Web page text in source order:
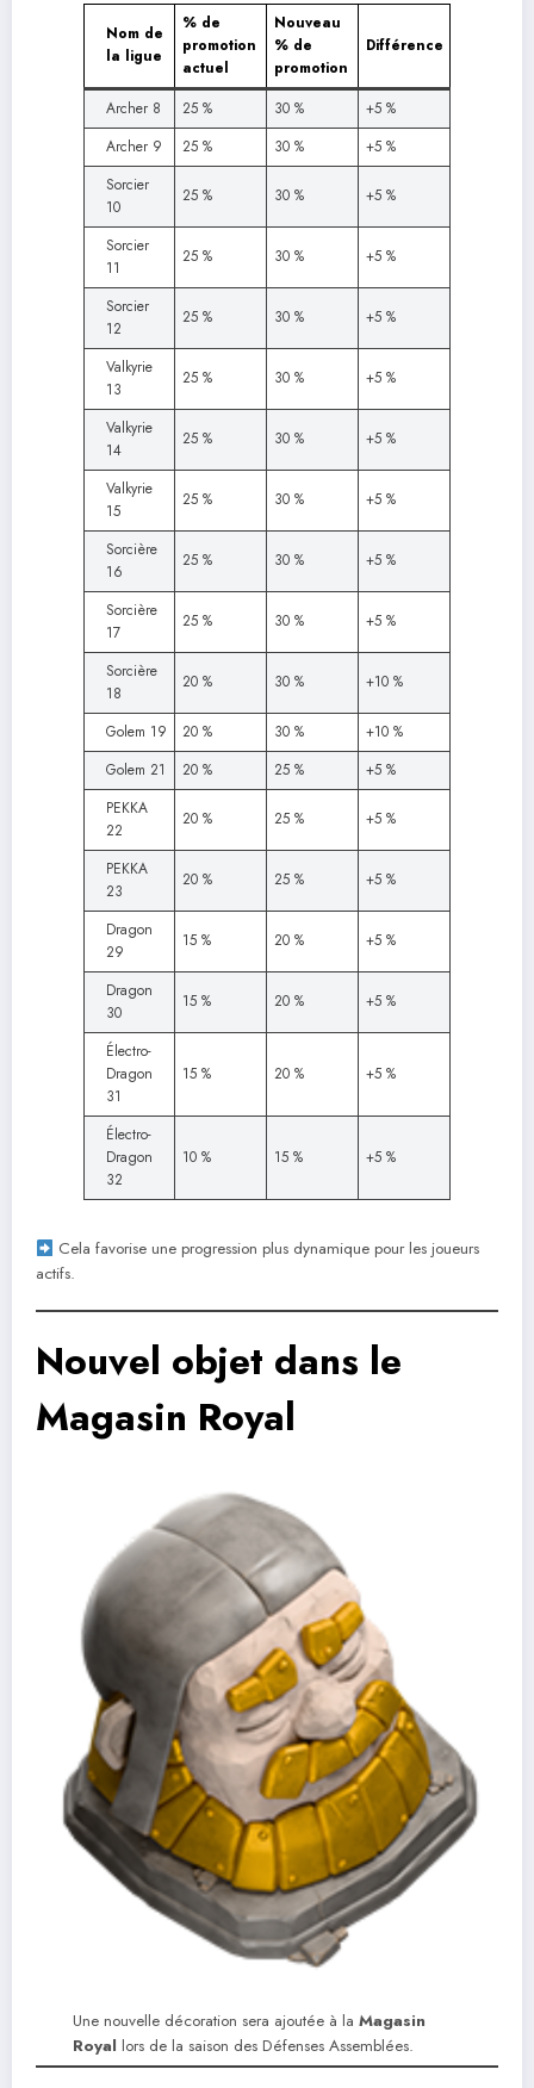
Nom de
la ligue
% de
promotion
actuel
Nouveau
% de
promotion
Différence
Archer 8 25 % 30 %
+5 %
Archer 9
25 % 30 %
+5 %
Sorcier
10
25 % 30 % +5 %
Sorcier
11
25 % 30 % +5 %
Sorcier
12
25 % 30 % +5 %
Valkyrie
13
25 % 30 % +5 %
Valkyrie
14
25 % 30 % +5 %
Valkyrie
15
25 % 30 % +5 %
Sorcière
16
25 % 30 % +5 %
Sorcière
17
25 % 30 % +5 %
Sorcière
18
20 % 30 % +10 %
Golem 19 20 % 30 %
+10 %
Golem 21
20 % 25 %
+5 %
PEKKA
22
20 % 25 % +5 %
PEKKA
23
20 % 25 % +5 %
Dragon
29
15 % 20 % +5 %
Dragon
30
15 % 20 % +5 %
Électro-
Dragon
31
15 % 20 % +5 %
Électro-
Dragon
32
10 % 15 % +5 %
Cela favorise une progression plus dynamique pour les joueurs
actifs.
Nouvel objet dans le
Magasin Royal
Une nouvelle décoration sera ajoutée à laMagasin
Royal lors de la saison des Défenses Assemblées.